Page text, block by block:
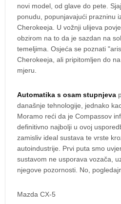
novi model, od glave do pete.
ponudu, popunjavajući prazninu
Cherokeeja. U vožnji ulijeva
obzirom na to da je sazdan na
temeljima. Osjeća se poznati
Cherokeeja, ali pripitomljen do
mjeru.
Automatika s osam stupnjeva
današnje tehnologije, jednako
Moramo reći da je Compassov
definitivno najbolji u ovoj
zamisliv ideal sustava te vrste
autoindustrije. Prvi puta smo
sustavom ne usporava vozača,
njegove pozornosti. No,
Mazda CX-5